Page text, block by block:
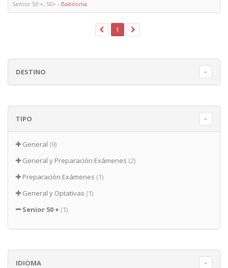
Senior 50 +, 50+ - Babilonia
1
DESTINO
TIPO
General (9)
General y Preparación Exámenes (2)
Preparación Exámenes (1)
General y Optativas (1)
Senior 50 + (1)
IDIOMA